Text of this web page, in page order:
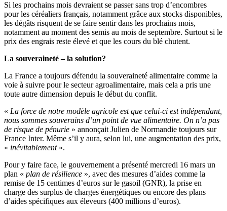
Si les prochains mois devraient se passer sans trop d’encombres
pour les céréaliers français, notamment grâce aux stocks disponibles,
les dégâts risquent de se faire sentir dans les prochains mois,
notamment au moment des semis au mois de septembre. Surtout si le
prix des engrais reste élevé et que les cours du blé chutent.
La souveraineté – la solution?
La France a toujours défendu la souveraineté alimentaire comme la
voie à suivre pour le secteur agroalimentaire, mais cela a pris une
toute autre dimension depuis le début du conflit.
« La force de notre modèle agricole est que celui-ci est indépendant,
nous sommes souverains d’un point de vue alimentaire. On n’a pas
de risque de pénurie » annonçait Julien de Normandie toujours sur
France Inter. Même s’il y aura, selon lui, une augmentation des prix,
« inévitablement».
Pour y faire face, le gouvernement a présenté mercredi 16 mars un
plan « plan de résilience », avec des mesures d’aides comme la
remise de 15 centimes d’euros sur le gasoil (GNR), la prise en
charge des surplus de charges énergétiques ou encore des plans
d’aides spécifiques aux éleveurs (400 millions d’euros).